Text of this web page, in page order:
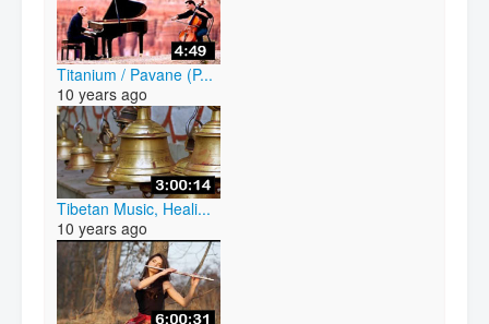
Titanium / Pavane (P...
10 years ago
Tibetan Music, Heali...
10 years ago